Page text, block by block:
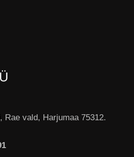
Rae vald, Harjumaa 75312.